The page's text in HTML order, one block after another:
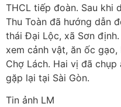
THCL tiếp đoàn. Sau khi
Thu Toàn đã hướng dẫn
thái Đại Lộc, xã Sơn
xem cảnh vật, ăn ốc
Chợ Lách. Hai vị đã
gặp lại tại Sài Gòn.
Tin ảnh LM